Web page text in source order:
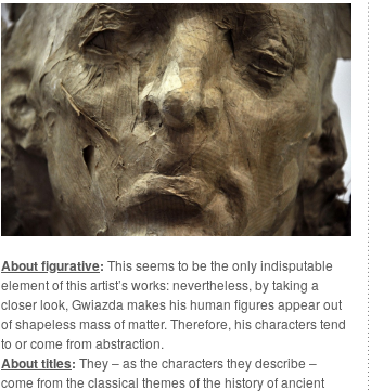
About figurative: This seems to be the only indisputable
element of this artist’s works: nevertheless, by taking a
closer look, Gwiazda makes his human figures appear out
of shapeless mass of matter. Therefore, his characters tend
to or come from abstraction.
About titles: They – as the characters they describe –
come from the classical themes of the history of ancient